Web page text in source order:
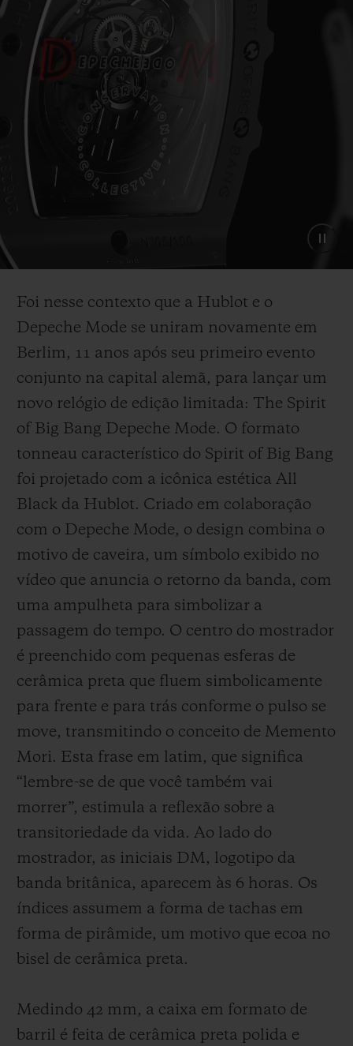
Foi nesse contexto que a Hublot e o
Depeche Mode se uniram novamente em
Berlim, 11 anos após seu primeiro evento
conjunto na capital alemã, para lançar um
novo relógio de edição limitada: The Spirit
of Big Bang Depeche Mode. O formato
tonneau característico do Spirit of Big Bang
foi projetado com a icônica estética All
Black da Hublot. Criado em colaboração
com o Depeche Mode, o design combina o
motivo de caveira, um símbolo exibido no
vídeo que anuncia o retorno da banda, com
uma ampulheta para simbolizar a
passagem do tempo. O centro do mostrador
é preenchido com pequenas esferas de
cerâmica preta que fluem simbolicamente
para frente e para trás conforme o pulso se
move, transmitindo o conceito de Memento
Mori. Esta frase em latim, que significa
“lembre-se de que você também vai
morrer”, estimula a reflexão sobre a
transitoriedade da vida. Ao lado do
mostrador, as iniciais DM, logotipo da
banda britânica, aparecem às 6 horas. Os
índices assumem a forma de tachas em
forma de pirâmide, um motivo que ecoa no
bisel de cerâmica preta.
Medindo 42 mm, a caixa em formato de
barril é feita de cerâmica preta polida e